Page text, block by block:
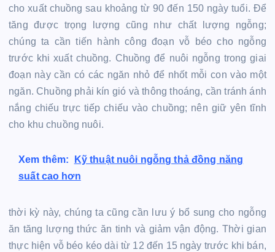
cho xuất chuồng sau khoảng từ 90 đến 150 ngày tuổi. Để
tăng được trọng lượng cũng như chất lượng ngỗng;
chúng ta cần tiến hành công đoạn vỗ béo cho ngỗng
trước khi xuất chuồng. Chuồng để nuôi ngỗng trong giai
đoạn này cần có các ngăn nhỏ để nhốt mỗi con vào một
ngăn. Chuồng phải kín gió và thông thoáng, cần tránh ánh
nắng chiếu trực tiếp chiếu vào chuồng; nên giữ yên tĩnh
cho khu chuồng nuôi.
Xem thêm:
Kỹ thuật nuôi ngỗng thả đồng năng
suất cao hơn
thời kỳ này, chúng ta cũng cần lưu ý bổ sung cho ngỗng
ăn tăng lượng thức ăn tinh và giảm vận động. Thời gian
thực hiện vỗ béo kéo dài từ 12 đến 15 ngày trước khi bán,